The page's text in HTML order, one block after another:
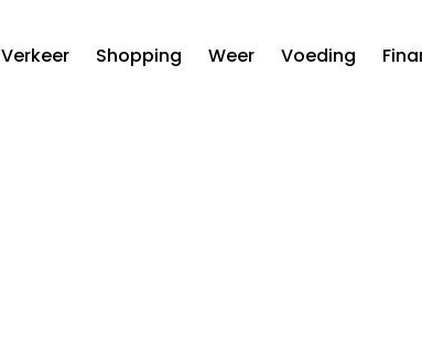
Verkeer Shopping Weer Voeding